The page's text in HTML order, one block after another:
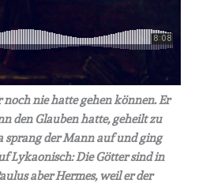
nie hatte gehen können. Er
den Glauben hatte, geheilt zu
sprang der Mann auf und ging
Lykaonisch: Die Götter sind in
aber Hermes, weil er der